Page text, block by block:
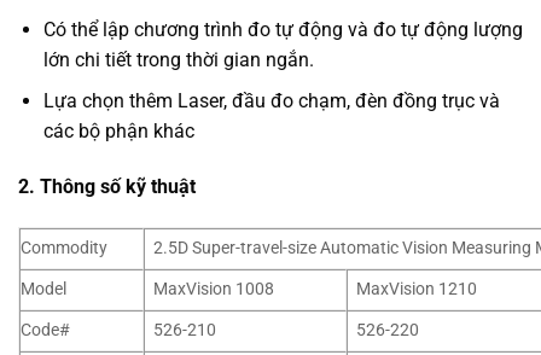
Có thể lập chương trình đo tự động và đo tự động lượng
lớn chi tiết trong thời gian ngắn.
Lựa chọn thêm Laser, đầu đo chạm, đèn đồng trục và
các bộ phận khác
2. Thông số kỹ thuật
Commodity
2.5D Super-travel-size Automatic Vision Measuring
Model
MaxVision 1008
MaxVision 1210
Code#
526-210
526-220